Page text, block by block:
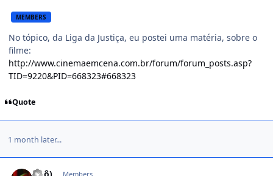
MEMBERS
No tópico, da Liga da Justiça, eu postei uma matéria, sobre o
filme:
http://www.cinemaemcena.com.br/forum/forum_posts.asp?
TID=9220&PID=668323#668323
Quote
1 month later...
Members